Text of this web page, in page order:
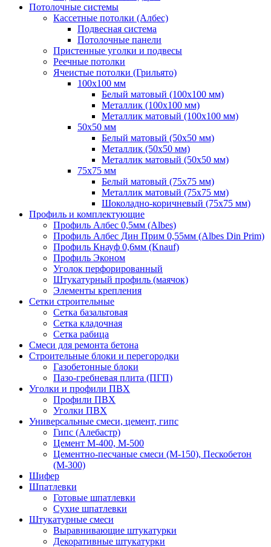
Потолочные системы
Кассетные потолки (Албес)
Подвесная система
Потолочные панели
Пристенные уголки и подвесы
Реечные потолки
Ячеистые потолки (Грильято)
100х100 мм
Белый матовый (100х100 мм)
Металлик (100х100 мм)
Металлик матовый (100х100 мм)
50х50 мм
Белый матовый (50х50 мм)
Металлик (50х50 мм)
Металлик матовый (50х50 мм)
75х75 мм
Белый матовый (75х75 мм)
Металлик матовый (75х75 мм)
Шоколадно-коричневый (75х75 мм)
Профиль и комплектующие
Профиль Албес 0,5мм (Albes)
Профиль Албес Дин Прим 0,55мм (Albes Din Prim)
Профиль Кнауф 0,6мм (Knauf)
Профиль Эконом
Уголок перфорированный
Штукатурный профиль (маячок)
Элементы крепления
Сетки строительные
Сетка базальтовая
Сетка кладочная
Сетка рабица
Смеси для ремонта бетона
Строительные блоки и перегородки
Газобетонные блоки
Пазо-гребневая плита (ПГП)
Уголки и профили ПВХ
Профили ПВХ
Уголки ПВХ
Универсальные смеси, цемент, гипс
Гипс (Алебастр)
Цемент М-400, М-500
Цементно-песчаные смеси (М-150), Пескобетон
(М-300)
Шифер
Шпатлевки
Готовые шпатлевки
Сухие шпатлевки
Штукатурные смеси
Выравнивающие штукатурки
Декоративные штукатурки